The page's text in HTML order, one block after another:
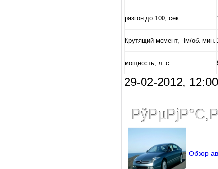
разгон до 100, сек
Крутящий момент, Нм/об. мин.
мощность, л. с.
29-02-2012,
Обзор